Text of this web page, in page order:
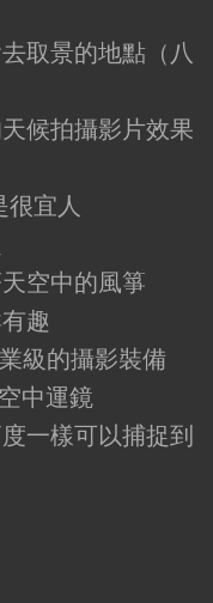
取景的地點（八
候拍攝影片效果
宜人
空中的風箏
趣
級的攝影裝備
中運鏡
一樣可以捕捉到